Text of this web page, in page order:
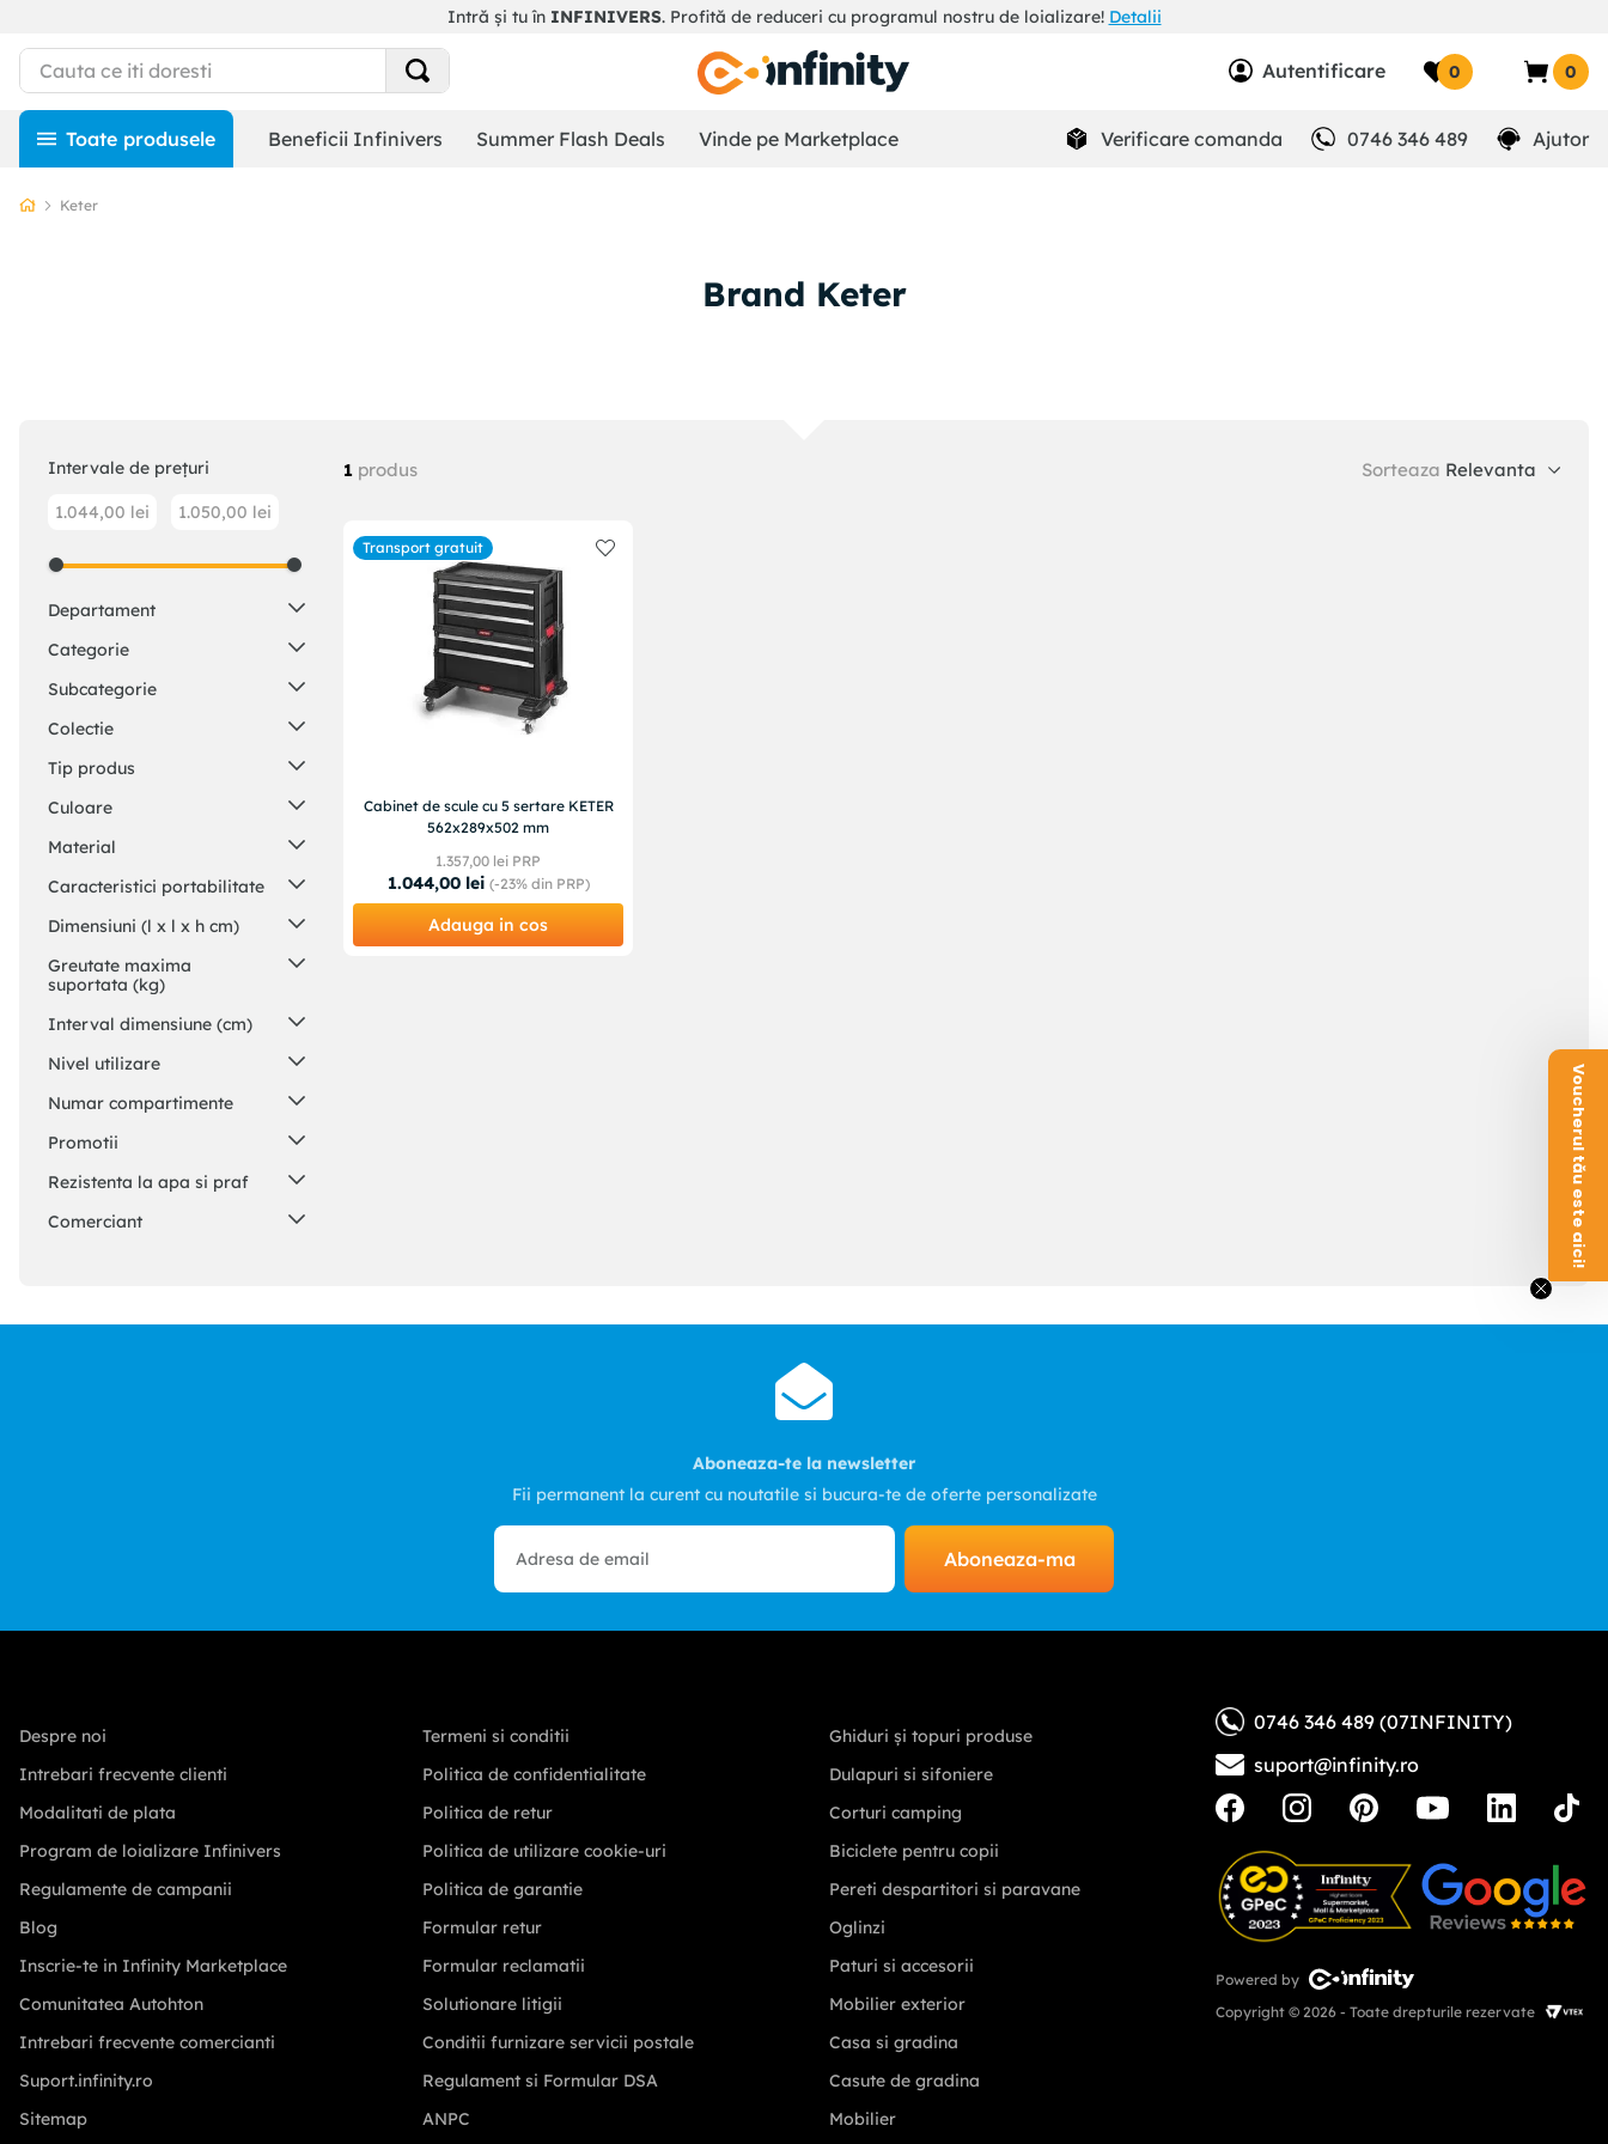
Intră și tu în INFINIVERS. Profită de reduceri cu programul nostru de loializare! Detalii
Autentificare 0 0
Beneficii Infinivers Summer Flash Deals Vinde pe Marketplace Verificare comanda 0746 346 489 Ajutor
Keter
Brand Keter
Departament
Casa si Gradina
Categorie
Constructii (
Subcategorie
Depozitare, transport si
Colectie
Organizatoare si cutii scule
Tip produs
Carucior de scule
Culoare
Negru
Material
Plastic (1)
Caracteristici portabilitate
Cu roti (1 )
Dimensiuni (l x l x h cm)
60 x 38 x 60 cm (1
Greutate maxima
suportata (kg)
200 (1 )
Interval dimensiune (cm)
Mediu (40-60 cm lungime)
Nivel utilizare
Semi-profesional (1)
Numar compartimente
5 (1)
Promotii
Da (1)
Rezistenta la apa si praf
Rezistent la apa sellerName
Intervale de prețuri
1.044,00 lei 1.050,00 lei
1 produs Sorteaza Relevanta
Transport gratuit
Cabinet de scule cu 5 sertare KETER
562x289x502 mm
1.357,00 lei PRP
1.044,00 lei (-23%din PRP)
Adauga in cos
Aboneaza-te la newsletter
Fii permanent la curent cu noutatile si bucura-te de oferte personalizate
Aboneaza-ma
Despre noi
Intrebari frecvente clienti
Modalitati de plata
Program de loializare Infinivers
Regulamente de campanii
Blog
Inscrie-te in Infinity Marketplace
Comunitatea Autohton
Intrebari frecvente comercianti
Suport.infinity.ro
Sitemap
Termeni si conditii
Politica de confidentialitate
Politica de retur
Politica de utilizare cookie-uri
Politica de garantie
Formular retur
Formular reclamatii
Solutionare litigii
Conditii furnizare servicii postale
Regulament si Formular DSA
ANPC
Ghiduri și topuri produse
Dulapuri si sifoniere
Corturi camping
Biciclete pentru copii
Pereti despartitori si paravane
Oglinzi
Paturi si accesorii
Mobilier exterior
Casa si gradina
Casute de gradina
Mobilier
0746 346 489 (07INFINITY)
suport@infinity.ro
Powered by
Copyright © 2026 - Toate drepturile rezervate
Voucherul tău este aici!